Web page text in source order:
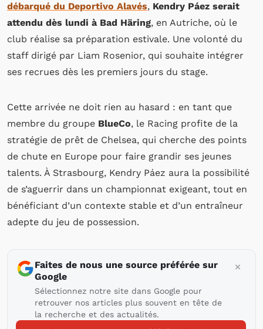
débarqué du Deportivo Alavés, Kendry Páez serait
attendu dès lundi à Bad Häring, en Autriche, où le
club réalise sa préparation estivale. Une volonté du
staff dirigé par Liam Rosenior, qui souhaite intégrer
ses recrues dès les premiers jours du stage.
Cette arrivée ne doit rien au hasard : en tant que
membre du groupe BlueCo, le Racing profite de la
stratégie de prêt de Chelsea, qui cherche des points
de chute en Europe pour faire grandir ses jeunes
talents. À Strasbourg, Kendry Páez aura la possibilité
de s’aguerrir dans un championnat exigeant, tout en
bénéficiant d’un contexte stable et d’un entraîneur
adepte du jeu de possession.
Faites de nous une source préférée sur
Google
Sélectionnez notre site dans Google pour
retrouver nos articles plus souvent en tête de
la recherche et des actualités.